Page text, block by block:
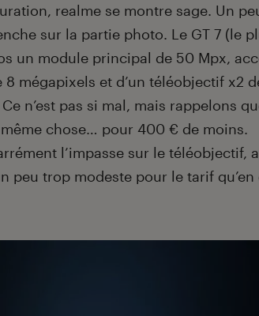
realme se montre sage. Un
sur la partie photo. Le GT 7 (le
un module principal de 50 Mpx,
8 mégapixels et d’un téléobjectif x2
n’est pas si mal, mais rappelons
même chose… pour 400 € de moins.
l’impasse sur le téléobjectif,
peu trop modeste pour le tarif qu’en